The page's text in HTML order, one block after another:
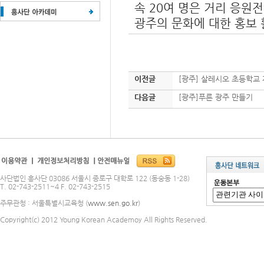
속 20여 명은 거리 응원
광주의 문화에 대한 홍보
이전글 [광주] 살레시오 초등학교
다음글 [광주]푸른 광주 만들기
사단법인 흥사단 03086 서울시 종로구 대학로 122 (동숭동 1-28)
T. 02-743-2511~4 F. 02-743-2515
주무관청 : 서울특별시교육청 (www.sen.go.kr)
Copyright(c) 2012 Young Korean Academoy All Rights Reserved.